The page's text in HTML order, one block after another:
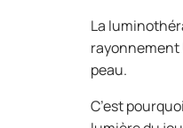
La
rayonnement
peau.
C’est